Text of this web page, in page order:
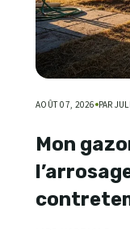
AOÛT 07, 2026 PAR
Mon